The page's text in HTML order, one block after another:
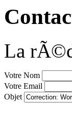
La
Votre Nom
Votre Email
Objet